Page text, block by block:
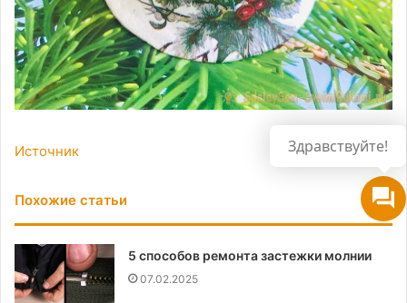
Источник
Похожие статьи
5 способов ремонта застежки молнии
07.02.2025